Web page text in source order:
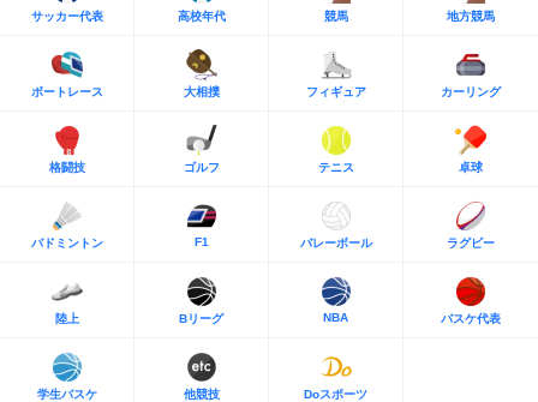
サッカー代表 高校年代 競馬 地方競馬
ボートレース 大相撲 フィギュア カーリング
格闘技 ゴルフ テニス 卓球
バドミントン F1 バレーボール ラグビー
陸上 Bリーグ NBA バスケ代表
学生バスケ 他競技 Doスポーツ